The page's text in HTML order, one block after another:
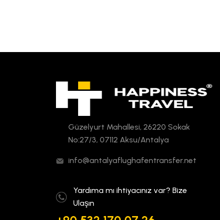
Güzelyurt Mahallesi, 26220 Sokak
No:27/3, 07112 Aksu/Antalya
info@antalyaflughafentransfer.net
Yardıma mı ihtiyacınız var? Bize
Ulaşın